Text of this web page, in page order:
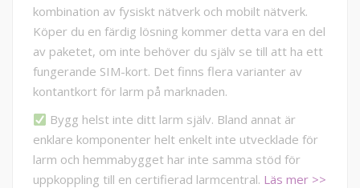
kombination av fysiskt nätverk och mobilt nätverk.
Köper du en färdig lösning kommer detta vara en del
av paketet, om inte behöver du själv se till att ha ett
fungerande SIM-kort. Det finns flera varianter av
kontantkort för larm på marknaden.
Bygg helst inte ditt larm själv. Bland annat är
enklare komponenter helt enkelt inte utvecklade för
larm och hemmabygget har inte samma stöd för
uppkoppling till en certifierad larmcentral. Läs mer >>